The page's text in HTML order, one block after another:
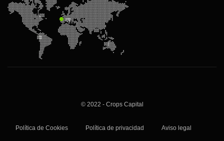
© 2022 - Crops Capital
Política de Cookies Política de privacidad Aviso legal